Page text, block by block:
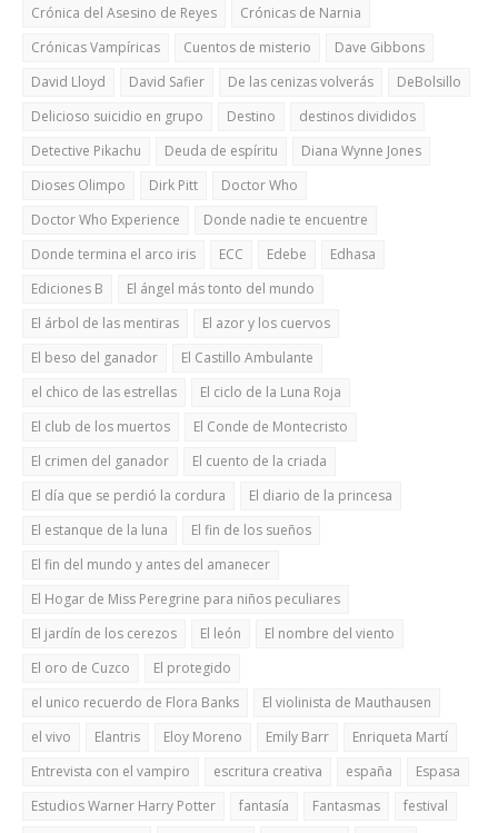
Crónica del Asesino de Reyes
Crónicas de Narnia
Crónicas Vampíricas
Cuentos de misterio
Dave Gibbons
David Lloyd
David Safier De las cenizas volverás
DeBolsillo
Delicioso suicidio en grupo
Destino
destinos divididos
Detective Pikachu
Deuda de espíritu
Diana Wynne Jones
Dioses Olimpo
Dirk Pitt
Doctor Who
Doctor Who Experience
Donde nadie te encuentre
Donde termina el arco iris
ECC Edebe
Edhasa
Ediciones B
El ángel más tonto del mundo
El árbol de las mentiras
El azor y los cuervos
El beso del ganador
El Castillo Ambulante
el chico de las estrellas
El ciclo de la Luna Roja
El club de los muertos
El Conde de Montecristo
El crimen del ganador
El cuento de la criada
El día que se perdió la cordura
El diario de la princesa
El estanque de la luna
El fin de los sueños
El fin del mundo y antes del amanecer
El Hogar de Miss Peregrine para niños peculiares
El jardín de los cerezos
El león
El nombre del viento
El oro de Cuzco
El protegido
el unico recuerdo de Flora Banks
El violinista de Mauthausen
el vivo
Elantris Eloy Moreno Emily Barr
Enriqueta Martí
Entrevista con el vampiro
escritura creativa españa
Espasa
Estudios Warner Harry Potter
fantasía Fantasmas
festival